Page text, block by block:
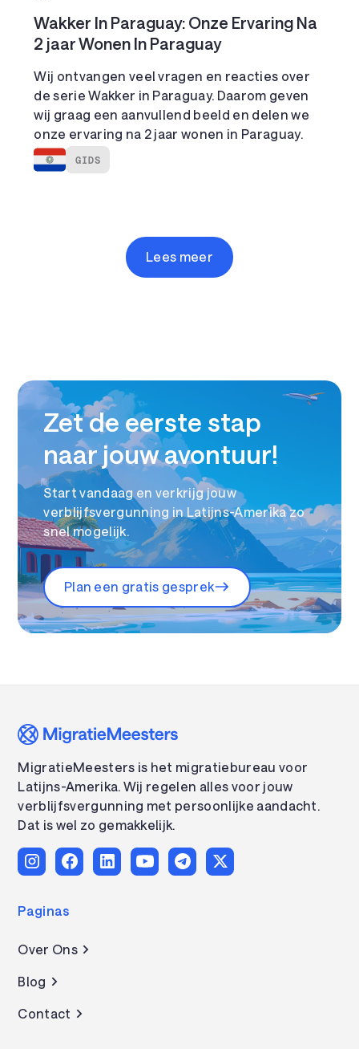
Wakker In Paraguay: Onze Ervaring Na
2 jaar Wonen In Paraguay
Wij ontvangen veel vragen en reacties over
de serie Wakker in Paraguay. Daarom geven
wij graag een aanvullend beeld en delen we
onze ervaring na 2 jaar wonen in Paraguay.
GIDS
Lees meer
Zet de eerste stap
naar jouw avontuur!
Start vandaag en verkrijg jouw
verblijfsvergunning in Latijns-Amerika zo
snel mogelijk.
Plan een gratis gesprek
MigratieMeesters is het migratiebureau voor
Latijns-Amerika. Wij regelen alles voor jouw
verblijfsvergunning met persoonlijke aandacht.
Dat is wel zo gemakkelijk.
Paginas
Over Ons
Blog
Contact